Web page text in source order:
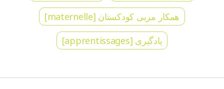
همکار مربی کودکستان [maternelle]
یادگیری [apprentissages]